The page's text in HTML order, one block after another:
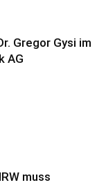
Gregor Gysi im
AG
muss